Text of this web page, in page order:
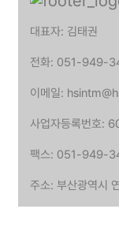
대표자: 김태권
전화: 051-949-
이메일:
사업자등록번호:
팩스: 051-949-
주소: 부산광역시